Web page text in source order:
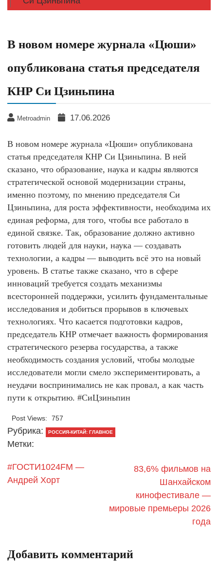
В новом номере журнала «Цюши»
опубликована статья председателя
КНР Си Цзиньпина
Metroadmin 17.06.2026
В новом номере журнала «Цюши» опубликована
статья председателя КНР Си Цзиньпина. В ней
сказано, что образование, наука и кадры являются
стратегической основой модернизации страны,
именно поэтому, по мнению председателя Си
Цзиньпина, для роста эффективности, необходима их
единая реформа, для того, чтобы все работало в
единой связке. Так, образование должно активно
готовить людей для науки, наука — создавать
технологии, а кадры — выводить всё это на новый
уровень. В статье также сказано, что в сфере
инноваций требуется создать механизмы
всесторонней поддержки, усилить фундаментальные
исследования и добиться прорывов в ключевых
технологиях. Что касается подготовки кадров,
председатель КНР отмечает важность формирования
стратегического резерва государства, а также
необходимость создания условий, чтобы молодые
исследователи могли смело экспериментировать, а
неудачи воспринимались не как провал, а как часть
пути к открытию. #СиЦзиньпин
Post Views: 757
Рубрика: РОССИЯ-КИТАЙ: ГЛАВНОЕ
Метки:
#ГОСТИ1024FM —
Андрей Хорт
83,6% фильмов на
Шанхайском
кинофестивале —
мировые премьеры 2026
года
Добавить комментарий